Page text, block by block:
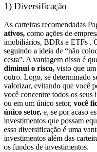
1) Diversificação
As carteiras recomendadas
ativos, como ações de
imobiliários, BDRs e ETFs .
seguindo a ideia de “não
cesta”. A vantagem disso é
diminui o risco, visto que
outro. Logo, se determinado
valorizar, evitando que você
você concentre todos os seus
ou em um único setor, você
único setor, e, se por acaso
investimentos que possam
essa diversificação é uma
investimentos além das
os fundos de investimentos.